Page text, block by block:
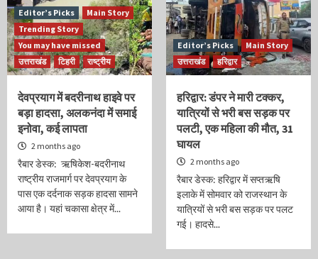
Editor’s Picks
Main Story
Trending Story
You may have missed
उत्तराखंड
टिहरी राष्ट्रीय
देवप्रयाग में बदरीनाथ हाइवे पर
बड़ा हादसा, अलकनंदा में समाई
इनोवा, कई लापता
2 months ago
रैबार डेस्क: ऋषिकेश-बदरीनाथ
राष्ट्रीय राजमार्ग पर देवप्रयाग के
पास एक दर्दनाक सड़क हादसा सामने
आया है। यहां चकासा क्षेत्र में...
Editor’s Picks
Main Story
उत्तराखंड
हरिद्वार
हरिद्वार: डंपर ने मारी टक्कर,
यात्रियों से भरी बस सड़क पर
पलटी, एक महिला की मौत, 31
घायल
2 months ago
रैबार डेस्क: हरिद्वार में सप्तऋषि
इलाके में सोमवार को राजस्थान के
यात्रियों से भरी बस सड़क पर पलट
गई। हादसे...